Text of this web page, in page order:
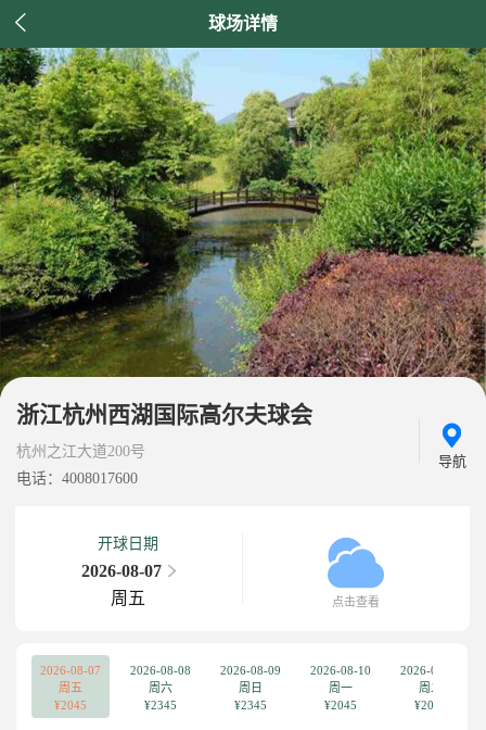
 球场详情
浙江杭州西湖国际高尔夫球会
杭州之江大道200号
电话：4008017600
导航
开球日期
2026-08-07
周五
点击查看
2026-08-07
周五
¥2045
2026-08-08
周六
¥2345
2026-08-09
周日
¥2345
2026-08-10
周一
¥2045
2026-08-11
周二
¥2045